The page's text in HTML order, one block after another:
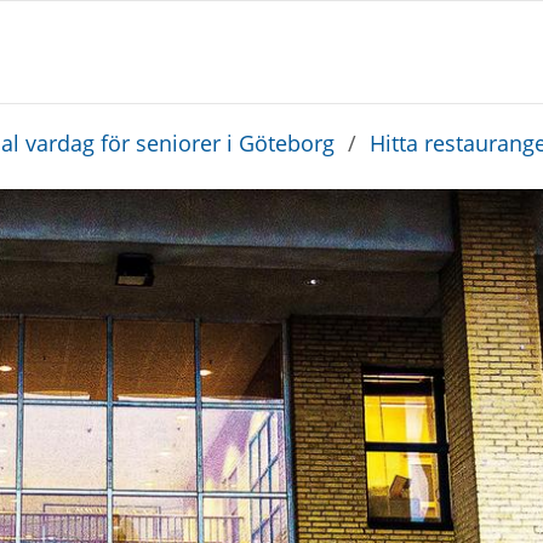
vardag för seniorer i Göteborg / Hitta